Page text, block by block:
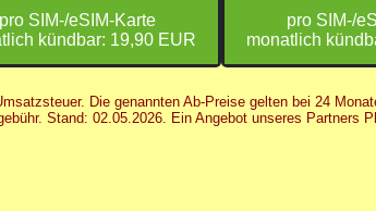
pro SIM-/eSIM-Karte
kündbar: 19,90 EUR
pro SIM-/
monatlich
Die genannten Ab-Preise gelten bei 24
Stand: 02.05.2026. Ein Angebot unseres Partners